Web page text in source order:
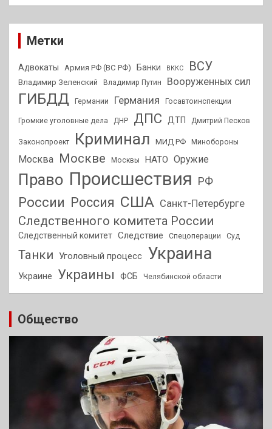
Метки
Адвокаты Армия РФ (ВС РФ) Банки ВККС ВСУ
Владимир Зеленский Владимир Путин Вооруженных сил
ГИБДД Германии Германия Госавтоинспекции
Громкие уголовные дела ДНР ДПС ДТП Дмитрий Песков
Законопроект Криминал МИД РФ Минобороны
Москва Москве Москвы НАТО Оружие
Право Происшествия РФ
России Россия США Санкт-Петербурге
Следственного комитета России
Следственный комитет Следствие Спецоперации Суд
Танки Уголовный процесс Украина
Украине Украины ФСБ Челябинской области
Общество